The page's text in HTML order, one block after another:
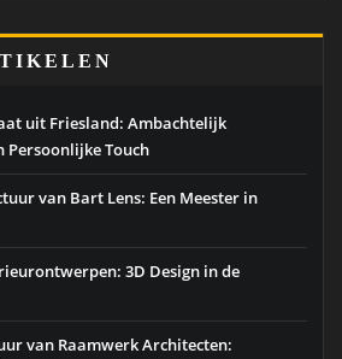
uit Friesland: Ambachtelijk
Persoonlijke Touch
van Bart Lens: Een Meester in
3D Design in de
van Raamwerk Architecten: